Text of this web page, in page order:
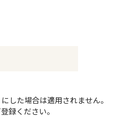
した場合は適用されません。
録ください。